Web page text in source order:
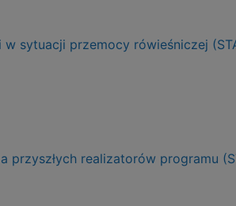
sytuacji przemocy rówieśniczej
realizatorów programu